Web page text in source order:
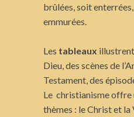
brûlées, soit
emmurées.
Les tableaux
Dieu, des scènes de
Testament, des
Le christianisme offre
thèmes : le Christ et